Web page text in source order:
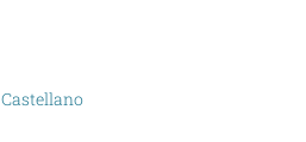
Castellano